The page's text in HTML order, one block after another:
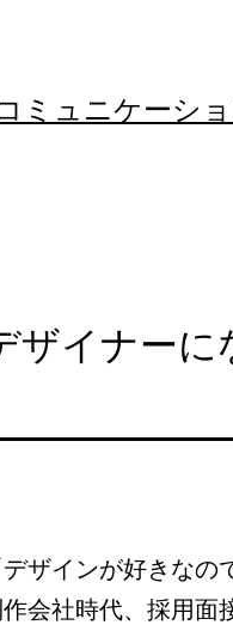
ミュニケーシ
ザイナーに
デザインが好きなの
会社時代、採用面